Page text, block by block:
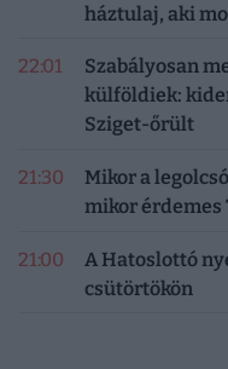
háztulaj, aki
22:01
Szabályosan
külföldiek:
Sziget-őrült
21:30
Mikor a
mikor érdemes
21:00
A Hatoslottó
csütörtökön